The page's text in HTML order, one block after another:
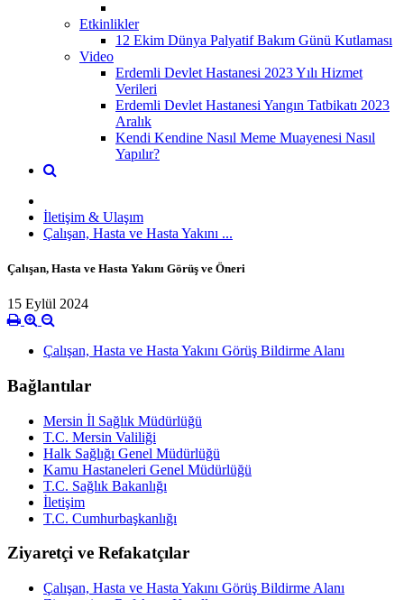
Etkinlikler
12 Ekim Dünya Palyatif Bakım Günü Kutlaması
Video
Erdemli Devlet Hastanesi 2023 Yılı Hizmet
Verileri
Erdemli Devlet Hastanesi Yangın Tatbikatı 2023
Aralık
Kendi Kendine Nasıl Meme Muayenesi Nasıl
Yapılır?
İletişim & Ulaşım
Çalışan, Hasta ve Hasta Yakını ...
Çalışan, Hasta ve Hasta Yakını Görüş ve Öneri
15 Eylül 2024
Çalışan, Hasta ve Hasta Yakını Görüş Bildirme Alanı
Bağlantılar
Mersin İl Sağlık Müdürlüğü
T.C. Mersin Valiliği
Halk Sağlığı Genel Müdürlüğü
Kamu Hastaneleri Genel Müdürlüğü
T.C. Sağlık Bakanlığı
İletişim
T.C. Cumhurbaşkanlığı
Ziyaretçi ve Refakatçılar
Çalışan, Hasta ve Hasta Yakını Görüş Bildirme Alanı